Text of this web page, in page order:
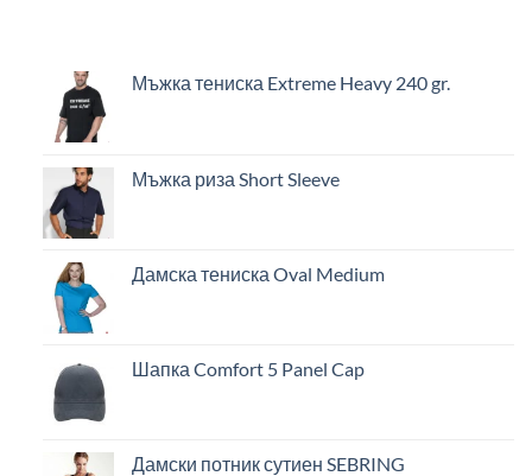
Мъжка тениска Extreme Heavy 240 gr.
Мъжка риза Short Sleeve
Дамска тениска Oval Medium
Шапка Comfort 5 Panel Cap
Дамски потник сутиен SEBRING